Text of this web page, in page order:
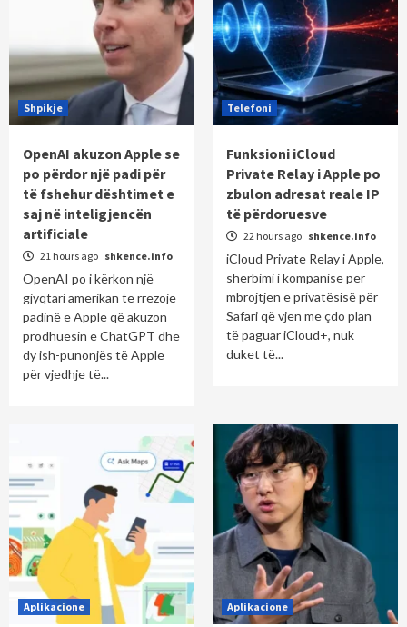
Shpikje
OpenAI akuzon Apple se
po përdor një padi për
të fshehur dështimet e
saj në inteligjencën
artificiale
21 hours ago shkence.info
OpenAI po i kërkon një
gjyqtari amerikan të rrëzojë
padinë e Apple që akuzon
prodhuesin e ChatGPT dhe
dy ish-punonjës të Apple
për vjedhje të...
Telefoni
Funksioni iCloud
Private Relay i Apple po
zbulon adresat reale IP
të përdoruesve
22 hours ago shkence.info
iCloud Private Relay i Apple,
shërbimi i kompanisë për
mbrojtjen e privatësisë për
Safari që vjen me çdo plan
të paguar iCloud+, nuk
duket të...
Aplikacione Aplikacione